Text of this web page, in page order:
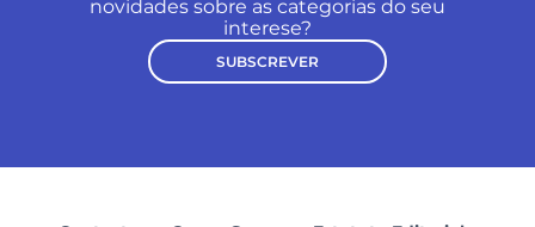
novidades sobre as categorias do seu
interese?
SUBSCREVER